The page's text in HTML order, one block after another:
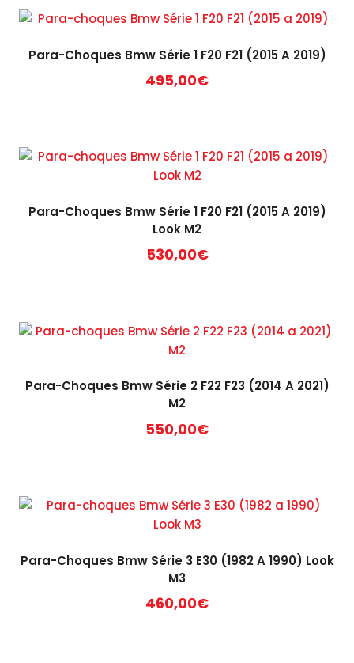
Para-Choques Bmw Série 1 F20 F21 (2015 A 2019)
495,00€
Para-Choques Bmw Série 1 F20 F21 (2015 A 2019)
Look M2
530,00€
Para-Choques Bmw Série 2 F22 F23 (2014 A 2021)
M2
550,00€
Para-Choques Bmw Série 3 E30 (1982 A 1990) Look
M3
460,00€